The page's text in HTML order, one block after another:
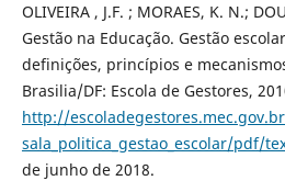
OLIVEIRA , J.F. ; MORAES, K. N.;
Gestão na Educação. Gestão
definições, princípios e
Brasilia/DF: Escola de Gestores,
http://
sala_politica_gestao_escolar/pdf/
de junho de 2018.